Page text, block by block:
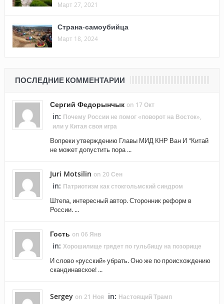
Март 27, 2021
Страна-самоубийца
Март 18, 2024
ПОСЛЕДНИЕ КОММЕНТАРИИ
Сергий Федорынчык on 17 Окт
in: Почему России не помог «поворот на Восток»,
или у Китая своя игра
Вопреки утверждению Главы МИД КНР Ван И "Китай
не может допустить пора ...
Juri Motsilin on 20 Сен
in: Патриотизм как стокгольмский синдром
Штепа, интересный автор. Сторонник реформ в
России. ...
Гость on 06 Янв
in: Хорошилище грядет по гульбищу на позорище
И слово «русский» убрать. Оно же по происхождению
скандинавское! ...
Sergey on 21 Ноя in: Настоящий Трамп